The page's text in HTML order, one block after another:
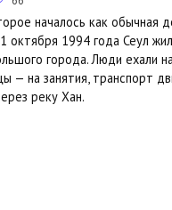
началось как обычная
октября 1994 года Сеул
города. Люди ехали
— на занятия, транспорт
реку Хан.